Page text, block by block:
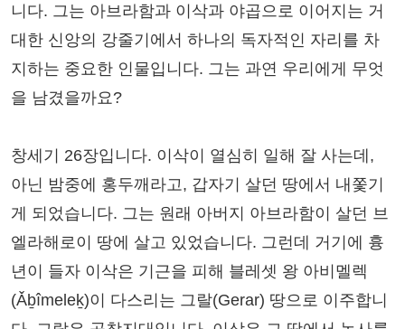
니다. 그는 아브라함과 이삭과 야곱으로 이어지는 거
대한 신앙의 강줄기에서 하나의 독자적인 자리를 차
지하는 중요한 인물입니다. 그는 과연 우리에게 무엇
을 남겼을까요?
창세기 26장입니다. 이삭이 열심히 일해 잘 사는데,
아닌 밤중에 홍두깨라고, 갑자기 살던 땅에서 내쫓기
게 되었습니다. 그는 원래 아버지 아브라함이 살던 브
엘라해로이 땅에 살고 있었습니다. 그런데 거기에 흉
년이 들자 이삭은 기근을 피해 블레셋 왕 아비멜렉
(Ǎḇîmeleḵ)이 다스리는 그랄(Gerar) 땅으로 이주합니